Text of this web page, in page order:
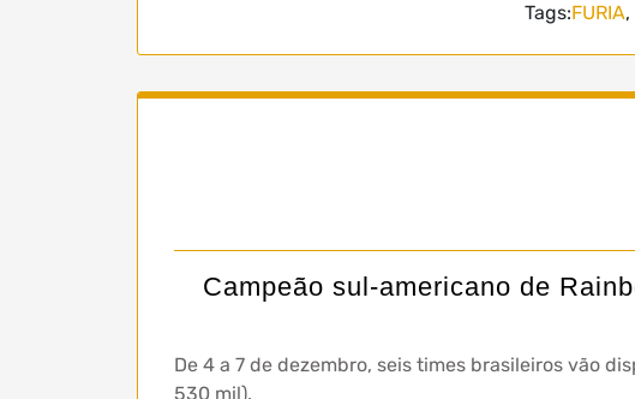
Tags:FURIA,
Campeão sul-americano de
De 4 a 7 de dezembro, seis times brasileiros vão
530 mil).